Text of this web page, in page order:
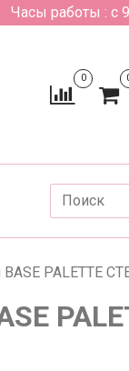
Часы работы : с
0
PALETTE